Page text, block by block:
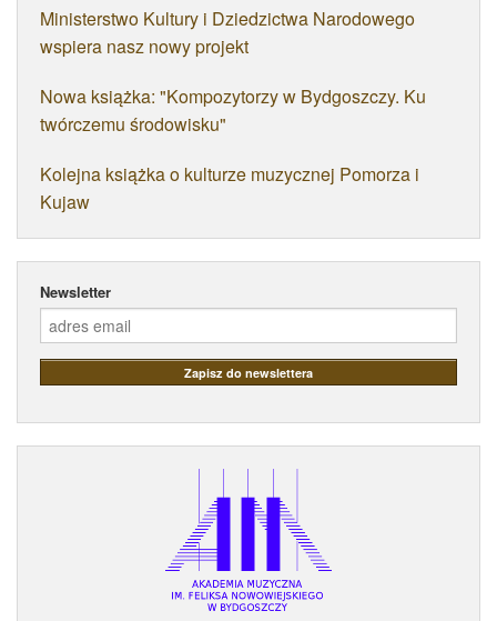
Ministerstwo Kultury i Dziedzictwa Narodowego
wspiera nasz nowy projekt
Nowa książka: "Kompozytorzy w Bydgoszczy. Ku
twórczemu środowisku"
Kolejna książka o kulturze muzycznej Pomorza i
Kujaw
Newsletter